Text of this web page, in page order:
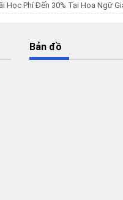
Học Phí Đến 30% Tại Hoa Ngữ
Bản đồ